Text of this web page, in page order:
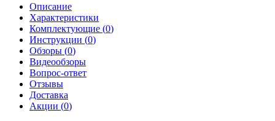
Описание
Характеристики
Комплектующие (0)
Инструкции (0)
Обзоры (0)
Видеообзоры
Вопрос-ответ
Отзывы
Доставка
Акции (0)